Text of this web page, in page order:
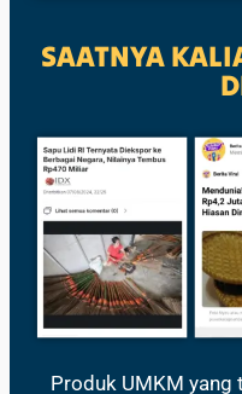
SAATNYA
Produk UMKM yang